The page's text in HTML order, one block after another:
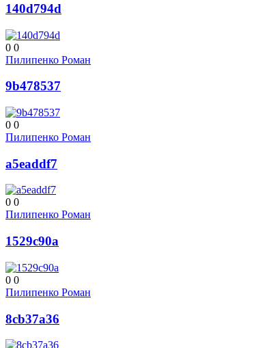
140d794d
0 0
Пилипенко Роман
9b478537
0 0
Пилипенко Роман
a5eaddf7
0 0
Пилипенко Роман
1529c90a
0 0
Пилипенко Роман
8cb37a36